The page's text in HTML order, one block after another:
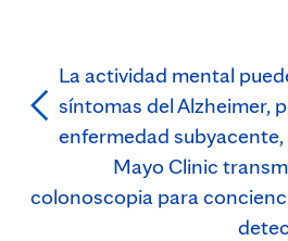
La actividad mental
síntomas del Alzheimer,
enfermedad
Mayo Clinic
colonoscopia para